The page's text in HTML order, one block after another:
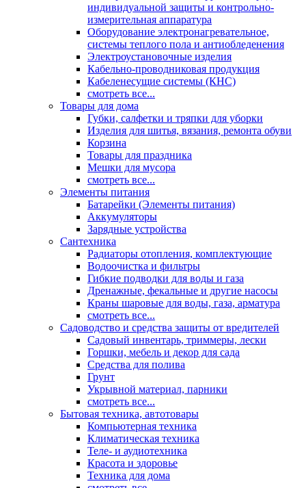
индивидуальной защиты и контрольно-
измерительная аппаратура
Оборудование электронагревательное,
системы теплого пола и антиобледенения
Электроустановочные изделия
Кабельно-проводниковая продукция
Кабеленесущие системы (КНС)
смотреть все...
Товары для дома
Губки, салфетки и тряпки для уборки
Изделия для шитья, вязания, ремонта обуви
Корзина
Товары для праздника
Мешки для мусора
смотреть все...
Элементы питания
Батарейки (Элементы питания)
Аккумуляторы
Зарядные устройства
Сантехника
Радиаторы отопления, комплектующие
Водоочистка и фильтры
Гибкие подводки для воды и газа
Дренажные, фекальные и другие насосы
Краны шаровые для воды, газа, арматура
смотреть все...
Садоводство и средства защиты от вредителей
Садовый инвентарь, триммеры, лески
Горшки, мебель и декор для сада
Средства для полива
Грунт
Укрывной материал, парники
смотреть все...
Бытовая техника, автотовары
Компьютерная техника
Климатическая техника
Теле- и аудиотехника
Красота и здоровье
Техника для дома